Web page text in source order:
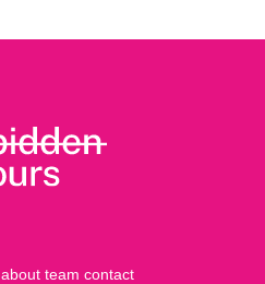
about team contact